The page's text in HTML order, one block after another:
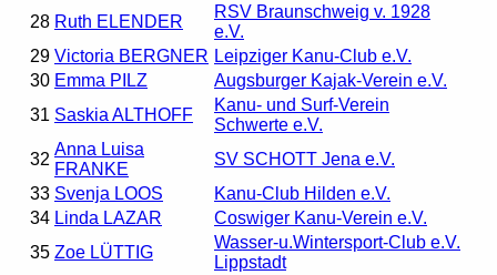
28 Ruth ELENDER
RSV Braunschweig v. 1928
e.V.
29 Victoria BERGNER Leipziger Kanu-Club e.V.
30 Emma PILZ
Augsburger Kajak-Verein e.V.
31 Saskia ALTHOFF
Kanu- und Surf-Verein
Schwerte e.V.
32
Anna Luisa
FRANKE
SV SCHOTT Jena e.V.
33 Svenja LOOS
Kanu-Club Hilden e.V.
34 Linda LAZAR
Coswiger Kanu-Verein e.V.
35 Zoe LÜTTIG
Wasser-u.Wintersport-Club e.V.
Lippstadt